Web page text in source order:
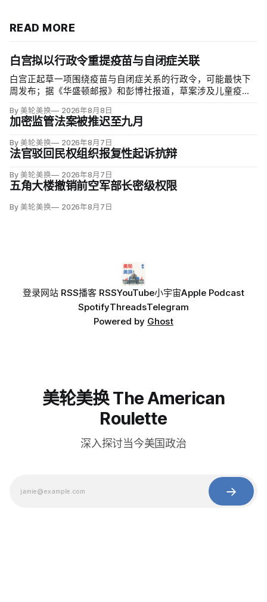
READ MORE
白宫拟以行政令重提疫苗与自闭症关联
白宫正起草一项围绕疫苗与自闭症关系的行政令，可能最快下
周发布；据《华盛顿邮报》和彭博社报道，草案涉及儿童疫苗
项覆盖全球数百万儿童的高质量研究均未发现儿童疫苗导致自
闭症，相关说法源自一项后来撤稿的欺诈性研究，作者也被吊
销执照。
By 美轮美换 2026年8月8日
加密监管法案被推迟至九月
By 美轮美换 2026年8月7日
法官驳回民权组织报复性起诉抗辩
By 美轮美换 2026年8月7日
五角大楼撤销前空军部长密级权限
By 美轮美换 2026年8月7日
登录网站 RSS播客 RSSYouTube小宇宙Apple Podcast
SpotifyThreadsTelegram
Powered by Ghost
美轮美换 The American
Roulette
深入探讨当今美国政治